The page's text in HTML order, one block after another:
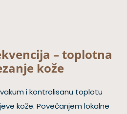
– toplotna
kože
i kontrolisanu toplotu
kože. Povećanjem lokalne